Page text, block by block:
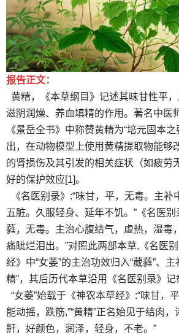
报告正文：
黄精，《本草纲目》记述其味甘性平
滋阴润燥、养血填精的作用。著名中医
《景岳全书》中称赞黄精为“培元固本
出，在动物模型上使用黄精提取物能够
的肾损伤及其引发的相关症状（如疲劳
好的保护效应[1]。
《名医别录》:“味甘，平，无毒。主补
五脏。久服轻身、延年不饥。”《名医别
蕤，无毒。主治心腹结气，虚热，湿毒
痛眦烂泪出。”对照此两部本草,《名医
经》中“女萎”的主治功效归入“葳蕤”、
精”，其后历代本草沿用《名医别录》记
“女萎”始载于《神农本草经》:“味甘，
能动摇，跌筋,”“黄精”正名始见于结肉
鼾，好颜色，润泽，轻身，不老。”